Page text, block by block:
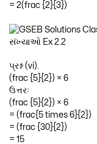
= 2(frac {2}{3})
પ્રશ્ન (vi).
(frac {5}{2}) × 6
ઉત્તરઃ
(frac {5}{2}) × 6
= (frac{5 times 6}{2})
= (frac {30}{2})
= 15